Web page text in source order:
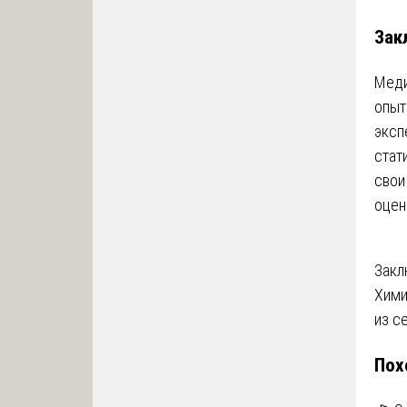
по
из